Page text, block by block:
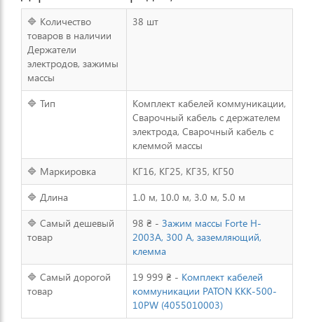
🔷 Количество
товаров в наличии
Держатели
электродов, зажимы
массы
38 шт
🔷 Тип
Комплект кабелей коммуникации,
Сварочный кабель с держателем
электрода, Сварочный кабель с
клеммой массы
🔷 Маркировка
КГ16, КГ25, КГ35, КГ50
🔷 Длина
1.0 м, 10.0 м, 3.0 м, 5.0 м
🔷 Самый дешевый
товар
98 ₴ - Зажим массы Forte H-
2003A, 300 А, заземляющий,
клемма
🔷 Самый дорогой
товар
19 999 ₴ - Комплект кабелей
коммуникации PATON ККК-500-
10РW (4055010003)